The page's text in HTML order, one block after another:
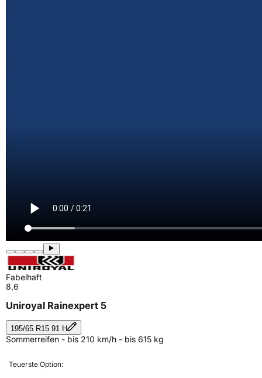
Fabelhaft
8,6
Uniroyal Rainexpert 5
195/65 R15 91 H
Sommerreifen - bis 210 km/h - bis 615 kg
Teuerste Option: